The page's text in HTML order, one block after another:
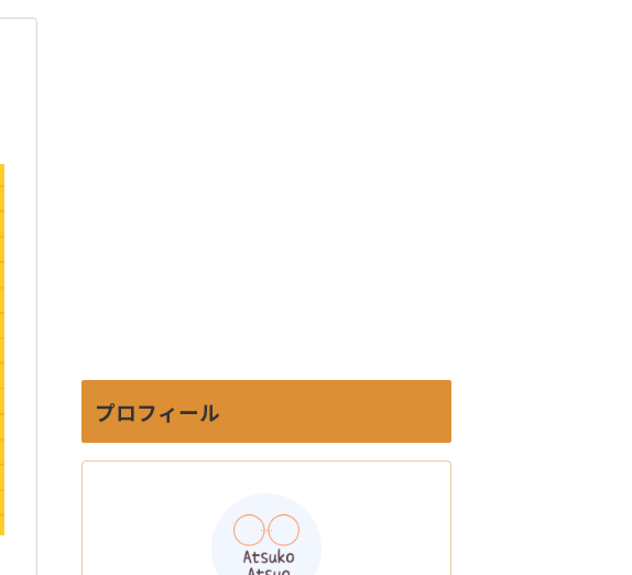
プロフィール